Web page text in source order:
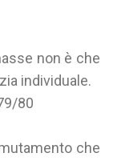
non è che
individuale.
80
che